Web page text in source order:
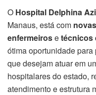
O Hospital Delphina
Manaus, está com
enfermeirosetécnicos
ótima oportunidade
que desejam atuar em
hospitalares do estado,
atendimento e estrutura